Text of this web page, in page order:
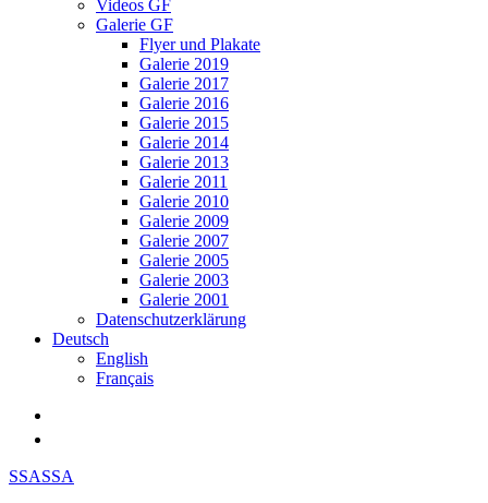
Videos GF
Galerie GF
Flyer und Plakate
Galerie 2019
Galerie 2017
Galerie 2016
Galerie 2015
Galerie 2014
Galerie 2013
Galerie 2011
Galerie 2010
Galerie 2009
Galerie 2007
Galerie 2005
Galerie 2003
Galerie 2001
Datenschutzerklärung
Deutsch
English
Français
SSASSA